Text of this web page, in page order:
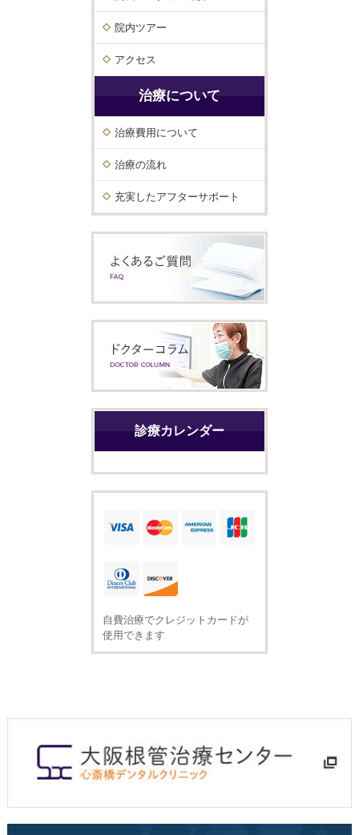
院内ツアー
アクセス
治療について
治療費用について
治療の流れ
充実したアフターサポート
診療カレンダー
自費治療でクレジットカードが
使用できます